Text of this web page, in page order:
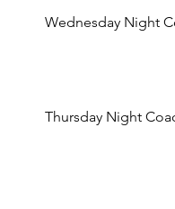
Wednesday Night
Thursday Night